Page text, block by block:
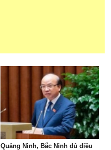
Quảng Ninh, Bắc Ninh đủ điều